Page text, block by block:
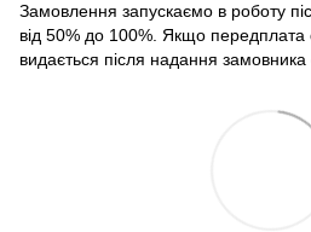
Замовлення запускаємо в роботу
від 50% до 100%. Якщо передплата
видається після надання